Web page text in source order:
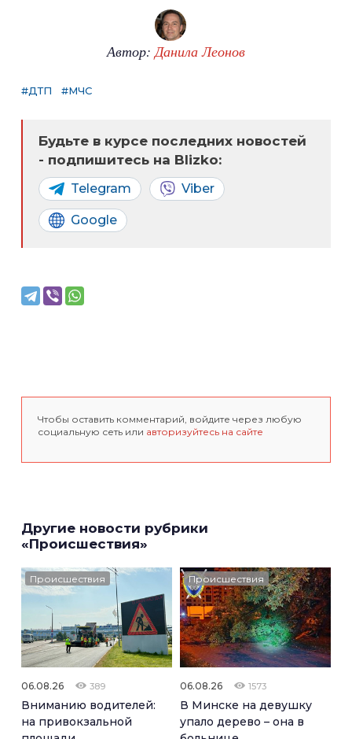
Автор: Данила Леонов
#ДТП #МЧС
Будьте в курсе последних новостей
- подпишитесь на Blizko:
Telegram Viber
Google
Чтобы оставить комментарий, войдите через любую
социальную сеть или авторизуйтесь на сайте
Другие новости рубрики
«Происшествия»
Происшествия
06.08.26 389
Вниманию водителей:
на привокзальной
Происшествия
06.08.26 1573
В Минске на девушку
упало дерево – она в